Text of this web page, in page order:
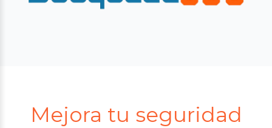
Mejora tu seguridad